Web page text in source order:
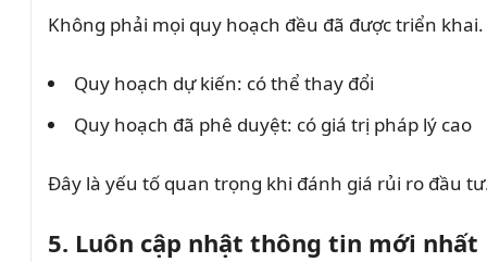
Không phải mọi quy hoạch đều đã được triển khai.
Quy hoạch dự kiến: có thể thay đổi
Quy hoạch đã phê duyệt: có giá trị pháp lý cao
Đây là yếu tố quan trọng khi đánh giá rủi ro đầu
5. Luôn cập nhật thông tin mới nhất